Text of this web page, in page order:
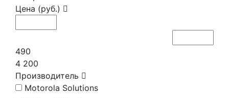
Цена (руб.)
490
4 200
Производитель
Motorola Solutions